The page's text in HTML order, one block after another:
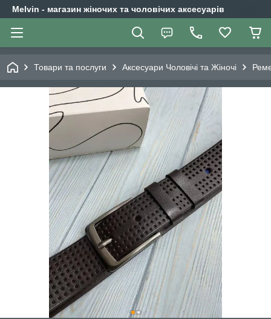
Melvin - магазин жіночих та чоловічих аксесуарів
Товари та послуги Аксесуари Чоловічі та Жіночі